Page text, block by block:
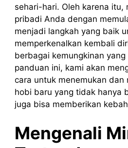
sehari-hari. Oleh karena itu,
pribadi Anda dengan
menjadi langkah yang baik
memperkenalkan kembali
berbagai kemungkinan yang
panduan ini, kami akan
cara untuk menemukan dan
hobi baru yang tidak hanya
juga bisa memberikan
Mengenali